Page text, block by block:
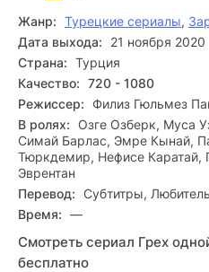
Жанр: Турецкие сериалы,
Дата выхода:
21 ноября 2020
Страна: Турция
Качество: 720 - 1080
Режиссер:
Филиз Гюльмез
В ролях: Озге Озберк, Муса
Симай Барлас, Эмре Кынай,
Тюркдемир, Нефисе Каратай,
Эврентан
Перевод: Субтитры,
Время: —
Смотреть сериал Грех
бесплатно